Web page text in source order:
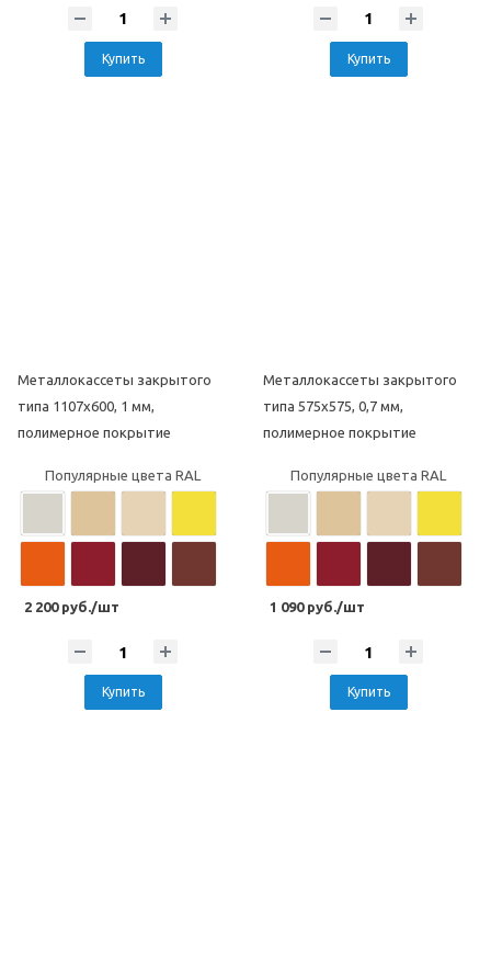
Популярные цвета под камень
Купить
Популярные цвета под камень
Купить
Металлокассеты закрытого
типа 1107х600, 1 мм,
полимерное покрытие
Популярные цвета RAL
2 200 руб./шт
Купить
Металлокассеты закрытого
типа 575х575, 0,7 мм,
полимерное покрытие
Популярные цвета RAL
1 090 руб./шт
Купить